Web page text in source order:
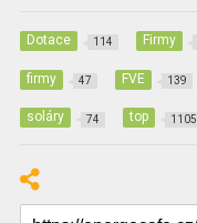
Dotace 114 Firmy
firmy 47 FVE 139
soláry 74 top 1105